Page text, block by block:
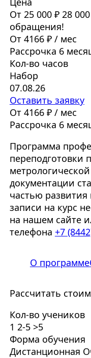
От 25 000 ₽ 28
обращения!
От 4166 ₽ / мес
Рассрочка 6
Кол-во часов
Набор
07.08.26
Оставить заявку
От 4166 ₽ / мес
Рассрочка 6
Программа
переподготовки
документации
частью
записи на курс
на нашем сайте
телефона +7
О программе
Рассчитать
Кол-во учеников
1 2-5 >5
Форма обучения
Дистанционная